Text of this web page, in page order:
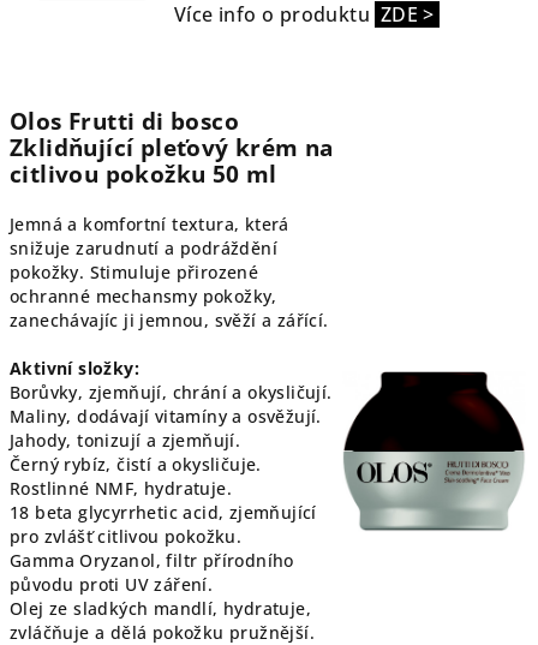
Více info o produktu ZDE >
Olos Frutti di bosco
Zklidňující pleťový krém na
citlivou pokožku 50 ml
Jemná a komfortní textura, která
snižuje zarudnutí a podráždění
pokožky. Stimuluje přirozené
ochranné mechansmy pokožky,
zanechávajíc ji jemnou, svěží a zářící.
Aktivní složky:
Borůvky, zjemňují, chrání a okysličují.
Maliny, dodávají vitamíny a osvěžují.
Jahody, tonizují a zjemňují.
Černý rybíz, čistí a okysličuje.
Rostlinné NMF, hydratuje.
18 beta glycyrrhetic acid, zjemňující
pro zvlášť citlivou pokožku.
Gamma Oryzanol, filtr přírodního
původu proti UV záření.
Olej ze sladkých mandlí, hydratuje,
zvláčňuje a dělá pokožku pružnější.